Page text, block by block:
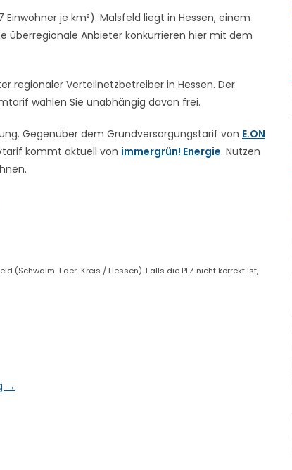
je km²). Malsfeld liegt in Hessen, einem
überregionale Anbieter konkurrieren hier mit dem
regionaler Verteilnetzbetreiber in Hessen. Der
wählen Sie unabhängig davon frei.
Gegenüber dem Grundversorgungstarif von E.ON
kommt aktuell von immergrün! Energie. Nutzen
(Schwalm-Eder-Kreis / Hessen). Falls die PLZ nicht korrekt ist,
→